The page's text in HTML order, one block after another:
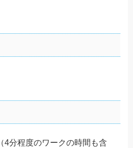
（4分程度のワークの時間も含